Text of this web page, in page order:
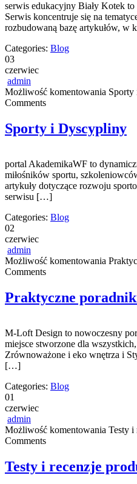
serwis edukacyjny Biały Kotek
Serwis koncentruje się na
rozbudowaną bazę artykułów,
Categories: Blog
03
czerwiec
admin
Możliwość komentowania
Comments
Sporty i Dyscypliny
portal AkademikaWF to
miłośników sportu,
artykuły dotyczące rozwoju
serwisu […]
Categories: Blog
02
czerwiec
admin
Możliwość komentowania
Comments
Praktyczne
M-Loft Design to nowoczesny
miejsce stworzone dla
Zrównoważone i eko wnętrza i
[…]
Categories: Blog
01
czerwiec
admin
Możliwość komentowania Testy i
Comments
Testy i recenzje